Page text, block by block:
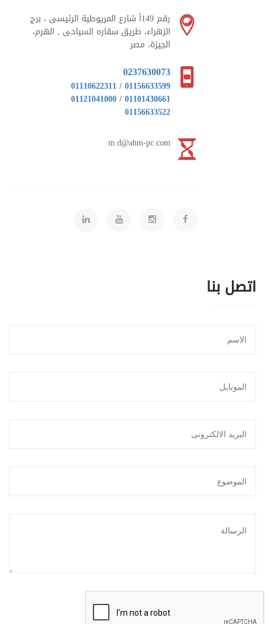
رقم 149أ شارع المريوطية الرئيسى ، برج
الزهراء، طريق سقاره السياحى , الهرم،
الجيزة، مصر
0237630073
01156633599
/
01110622311
01101430661
/
01121041000
01156633522
m.d@ahm-pc.com
اتصل بنا